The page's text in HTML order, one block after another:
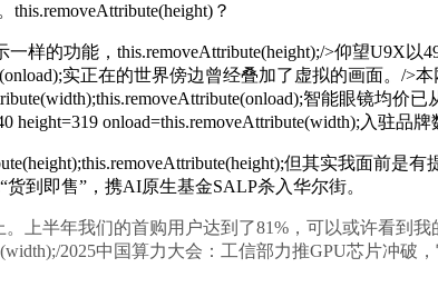
？
样的功能，this.removeAttribute(height);/>仰望U9X以
实正在的世界傍边曾经叠加了虚拟的画面。/>本
智能眼镜均
onload=this.removeAttribute(width);入驻品
但其实我面前是
到即售”，携AI原生基金SALP杀入华尔街。
上半年我们的首购用户达到了81%，可以或许看到
2025中国算力大会：工信部力推GPU芯片冲